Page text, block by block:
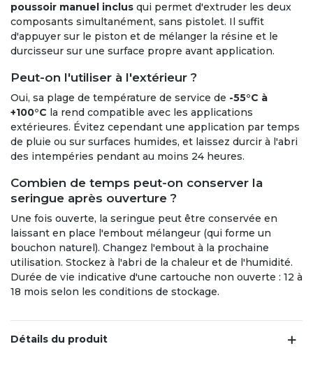
poussoir manuel inclus qui permet d'extruder les deux
composants simultanément, sans pistolet. Il suffit
d'appuyer sur le piston et de mélanger la résine et le
durcisseur sur une surface propre avant application.
Peut-on l'utiliser à l'extérieur ?
Oui, sa plage de température de service de -55°C à
+100°C la rend compatible avec les applications
extérieures. Évitez cependant une application par temps
de pluie ou sur surfaces humides, et laissez durcir à l'abri
des intempéries pendant au moins 24 heures.
Combien de temps peut-on conserver la
seringue après ouverture ?
Une fois ouverte, la seringue peut être conservée en
laissant en place l'embout mélangeur (qui forme un
bouchon naturel). Changez l'embout à la prochaine
utilisation. Stockez à l'abri de la chaleur et de l'humidité.
Durée de vie indicative d'une cartouche non ouverte : 12 à
18 mois selon les conditions de stockage.
Détails du produit